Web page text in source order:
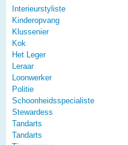
Interieurstyliste
Kinderopvang
Klussenier
Kok
Het Leger
Leraar
Loonwerker
Politie
Schoonheidsspecialiste
Stewardess
Tandarts
Tandarts